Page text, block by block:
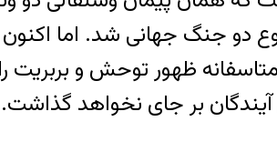
جهانی شد. اما اکنون
ظهور توحش و
بر جای نخواهد گذاشت.